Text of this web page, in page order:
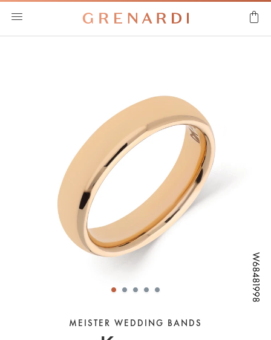
W68481998
W68481998
W68481998
W68481998
W68481998
W68481998
W68481998
MEISTER WEDDING BANDS